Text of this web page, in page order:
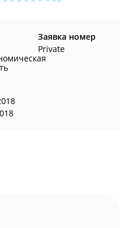
Заявка номер
Private